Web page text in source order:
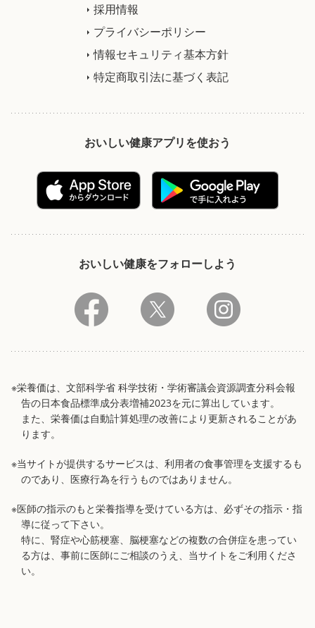
採用情報
プライバシーポリシー
情報セキュリティ基本方針
特定商取引法に基づく表記
おいしい健康アプリを使おう
おいしい健康をフォローしよう
※栄養価は、文部科学省 科学技術・学術審議会資源調査分科会報
告の日本食品標準成分表増補2023を元に算出しています。
また、栄養価は自動計算処理の改善により更新されることがあ
ります。
※当サイトが提供するサービスは、利用者の食事管理を支援するも
のであり、医療行為を行うものではありません。
※医師の指示のもと栄養指導を受けている方は、必ずその指示・指
導に従って下さい。
特に、腎症や心筋梗塞、脳梗塞などの複数の合併症を患ってい
る方は、事前に医師にご相談のうえ、当サイトをご利用くださ
い。